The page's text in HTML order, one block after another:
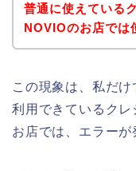
普通に使えている
NOVIOのお店では
この現象は、私だ
利用できているク
お店では、エラーが